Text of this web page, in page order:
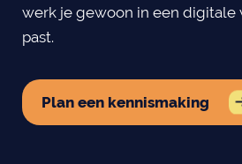
werk je gewoon in een digitale
past.
Plan een kennismaking